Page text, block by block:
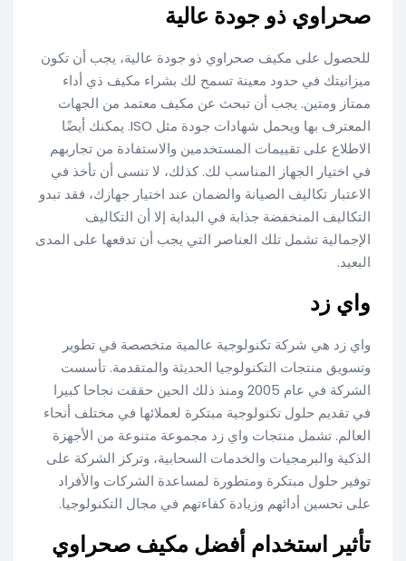
صحراوي ذو جودة عالية
للحصول على مكيف صحراوي ذو جودة عالية، يجب أن تكون
ميزانيتك في حدود معينة تسمح لك بشراء مكيف ذي أداء
ممتاز ومتين. يجب أن تبحث عن مكيف معتمد من الجهات
المعترف بها ويحمل شهادات جودة مثل ISO. يمكنك أيضًا
الاطلاع على تقييمات المستخدمين والاستفادة من تجاربهم
في اختيار الجهاز المناسب لك. كذلك، لا تنسى أن تأخذ في
الاعتبار تكاليف الصيانة والضمان عند اختيار جهازك، فقد تبدو
التكاليف المنخفضة جذابة في البداية إلا أن التكاليف
الإجمالية تشمل تلك العناصر التي يجب أن تدفعها على المدى
البعيد.
واي زد
واي زد هي شركة تكنولوجية عالمية متخصصة في تطوير
وتسويق منتجات التكنولوجيا الحديثة والمتقدمة. تأسست
الشركة في عام 2005 ومنذ ذلك الحين حققت نجاحا كبيرا
في تقديم حلول تكنولوجية مبتكرة لعملائها في مختلف أنحاء
العالم. تشمل منتجات واي زد مجموعة متنوعة من الأجهزة
الذكية والبرمجيات والخدمات السحابية، وتركز الشركة على
توفير حلول مبتكرة ومتطورة لمساعدة الشركات والأفراد
على تحسين أدائهم وزيادة كفاءتهم في مجال التكنولوجيا.
تأثير استخدام أفضل مكيف صحراوي